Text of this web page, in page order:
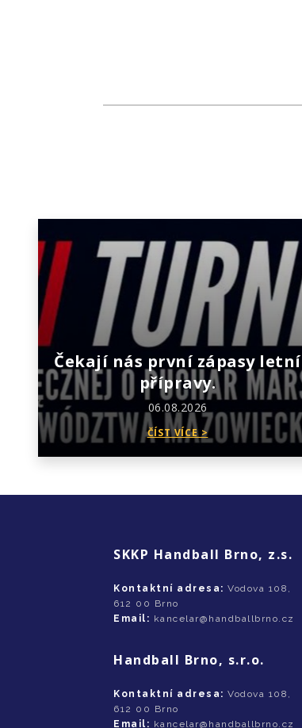
Čekají nás první zápasy letní
přípravy.
06.08.2026
ČÍST VÍCE >
SKKP Handball Brno, z.s.
Kontaktní adresa: Vodova 108,
612 00 Brno
Email: kancelar@handballbrno.cz
Handball Brno, s.r.o.
Kontaktní adresa: Vodova 108,
612 00 Brno
Email: kancelar@handballbrno.cz